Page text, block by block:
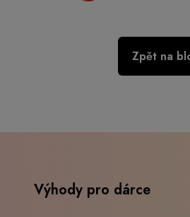
Zpět na
Výhody pro dárce